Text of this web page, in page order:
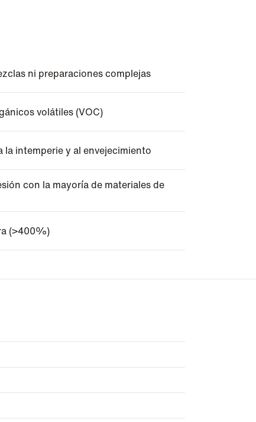
ni preparaciones complejas
volátiles (VOC)
la intemperie y al envejecimiento
con la mayoría de materiales de
(>400%)